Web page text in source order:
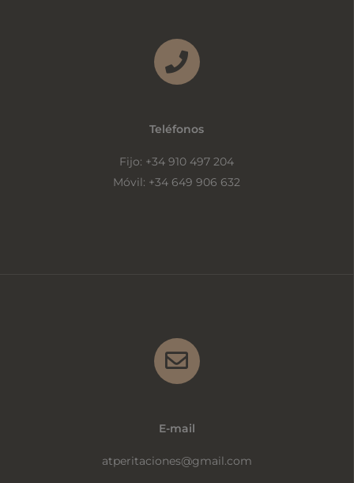
Teléfonos
Fijo: +34 910 497 204
Móvil: +34 649 906 632
E-mail
atperitaciones@gmail.com